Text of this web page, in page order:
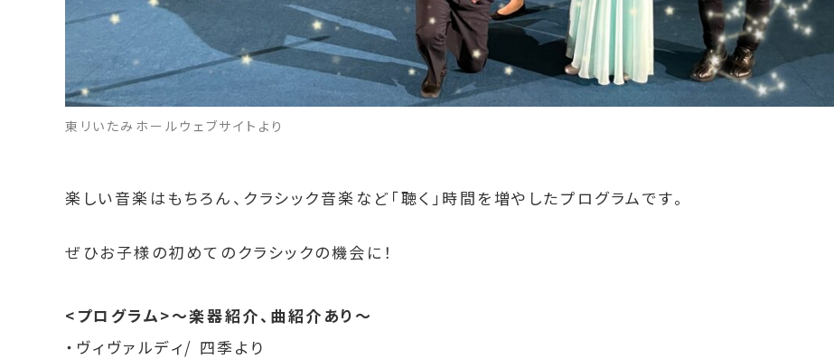
東リいたみホールウェブサイトより
楽しい音楽はもちろん、クラシック音楽など「聴く」時間を増やしたプログラムです。
ぜひお子様の初めてのクラシックの機会に！
<プログラム>～楽器紹介、曲紹介あり～
・ヴィヴァルディ/ 四季より